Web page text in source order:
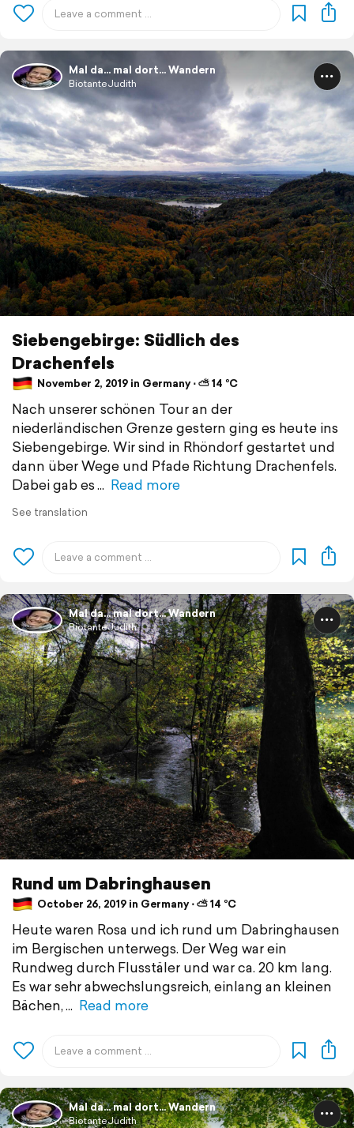
Mal da... mal dort... Wandern
BiotanteJudith
Siebengebirge: Südlich des
Drachenfels
November 2, 2019 in Germany ⋅ ⛅ 14 °C
Nach unserer schönen Tour an der
niederländischen Grenze gestern ging es heute ins
Siebengebirge. Wir sind in Rhöndorf gestartet und
dann über Wege und Pfade Richtung Drachenfels.
Dabei gab es
Read more
See translation
Mal da... mal dort... Wandern
BiotanteJudith
Rund um Dabringhausen
October 26, 2019 in Germany ⋅ ⛅ 14 °C
Heute waren Rosa und ich rund um Dabringhausen
im Bergischen unterwegs. Der Weg war ein
Rundweg durch Flusstäler und war ca. 20 km lang.
Es war sehr abwechslungsreich, einlang an kleinen
Bächen,
Read more
Mal da... mal dort... Wandern
BiotanteJudith